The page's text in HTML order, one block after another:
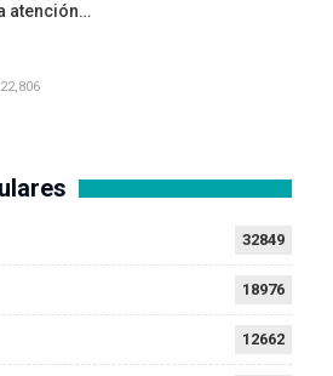
atención…
32849
18976
12662